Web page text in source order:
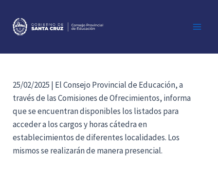
contenido
25/02/2025 | El Consejo Provincial de Educación, a
través de las Comisiones de Ofrecimientos, informa
que se encuentran disponibles los listados para
acceder a los cargos y horas cátedra en
establecimientos de diferentes localidades. Los
mismos se realizarán de manera presencial.